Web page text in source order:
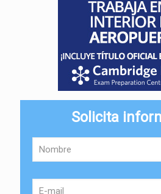
Solicita